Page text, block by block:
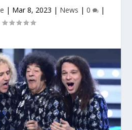
| Mar 8, 2023 | News | 0 |